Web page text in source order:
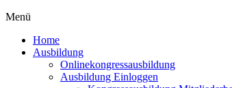
Menü
Home
Ausbildung
Onlinekongressausbildung
Ausbildung Einloggen